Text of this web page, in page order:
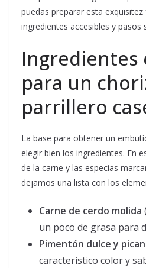
puedas preparar esta
ingredientes accesibles y pasos
Ingredientes
para un
parrillero
La base para obtener un
elegir bien los ingredientes. En
de la carne y las especias
dejamos una lista con los
Carne de cerdo molida
un poco de grasa para
Pimentón dulce y
característico color y